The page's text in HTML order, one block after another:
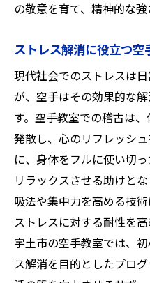
の敬意を育て、精神的な
ストレス解消に役立つ空
現代社会でのストレスは
が、空手はその効果的な
す。空手教室での稽古は
発散し、心のリフレッシ
に、身体をフルに使い切
リラックスさせる助けと
吸法や集中力を高める技
ストレスに対する耐性を
宇土市の空手教室では、
ス解消を目的としたプロ